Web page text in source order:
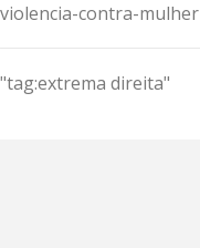
violencia-contra-mulher
"tag:extrema direita"